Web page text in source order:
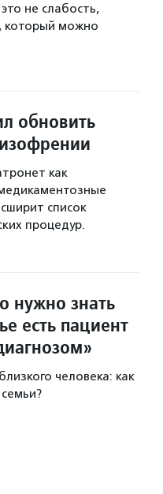
не слабость,
который можно
обновить
как
список
процедур.
нужно знать
есть пациент
человека: как